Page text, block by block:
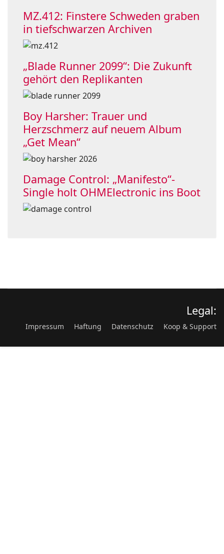
MZ.412: Finstere Schweden graben
in tiefschwarzen Archiven
„Blade Runner 2099“: Die Zukunft
gehört den Replikanten
Boy Harsher: Trauer und
Herzschmerz auf neuem Album
„Get Mean“
Damage Control: „Manifesto“-
Single holt OHMElectronic ins Boot
Legal:
Impressum Haftung Datenschutz Koop & Support